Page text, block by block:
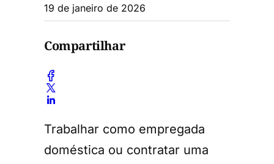
19 de janeiro de 2026
Compartilhar
Trabalhar como empregada
doméstica ou contratar uma